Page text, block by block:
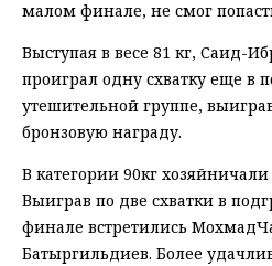
малом финале, не смог
Выступая в весе 81 кг, Саид-
проиграл одну схватку еще в
утешительной группе,
бронзовую награду.
В категории 90кг
Выиграв по две схватки в
финале встретились
Батыргильдиев. Более